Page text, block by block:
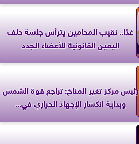
غدًا.. نقيب المحامين يترأس جلسة حلف
اليمين القانونية للأعضاء الجدد
رئيس مركز تغير المناخ: تراجع قوة الشمس
وبداية انكسار الإجهاد الحراري في...